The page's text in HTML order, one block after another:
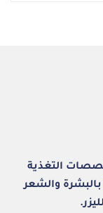
التغذية
بالبشرة والشعر